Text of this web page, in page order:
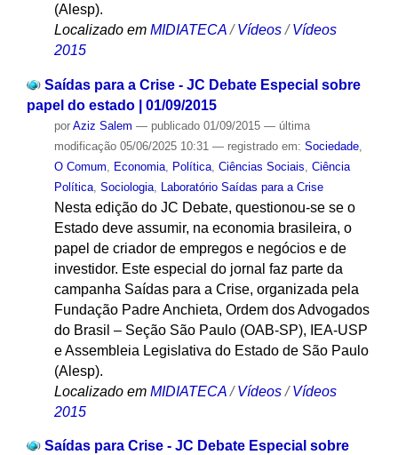
(Alesp).
Localizado em MIDIATECA /Vídeos /Vídeos
2015
Saídas para a Crise - JC Debate Especial sobre
papel do estado | 01/09/2015
por Aziz Salem — publicado01/09/2015 — última
modificação05/06/2025 10:31 — registrado em: Sociedade,
O Comum
Economia, Política, Ciências Sociais Ciência
Política, Sociologia, Laboratório Saídas para a Crise
Nesta edição do JC Debate, questionou-se se o
Estado deve assumir, na economia brasileira, o
papel de criador de empregos e negócios e de
investidor. Este especial do jornal faz parte da
campanha Saídas para a Crise, organizada pela
Fundação Padre Anchieta, Ordem dos Advogados
do Brasil – Seção São Paulo (OAB-SP), IEA-USP
e Assembleia Legislativa do Estado de São Paulo
(Alesp).
Localizado em MIDIATECA /Vídeos /Vídeos
2015
Saídas para Crise - JC Debate Especial sobre